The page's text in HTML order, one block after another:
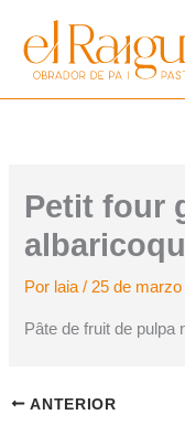
contenido
Petit four
Por laia/25 de marzo
Pâte de fruit de pulpa
ANTERIOR